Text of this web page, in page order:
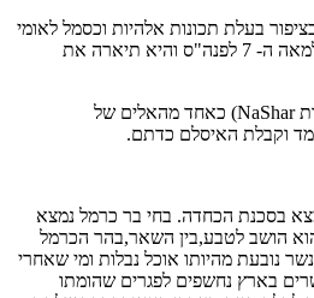
בעלת תכונות אלהיות וכסמל לאומי
מגיעה מתימן והיא מתוארכת למאה ה- 7 לפנה"ס והיא תיארה את
באיסלם מתואר הנסר (יש להגות NaShar) כאחד מהאלים של
וקבלת האיסלם כדתם.
בסכנת הכחדה. בחי בר כרמל נמצא
הוא הושב לטבע,בין השאר,בהר הכרמל
נובעת מהיותו אוכל נבלות ומי שאחרי
בארץ נחשפים לפגרים שהומתו